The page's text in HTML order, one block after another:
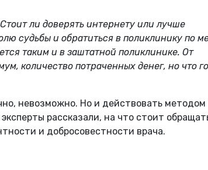
ли доверять интернету или лучше
судьбы и обратиться в поликлинику по
таким и в заштатной поликлинике. От
количество потраченных денег, но что
невозможно. Но и действовать методом
рассказали, на что стоит
и добросовестности врача.